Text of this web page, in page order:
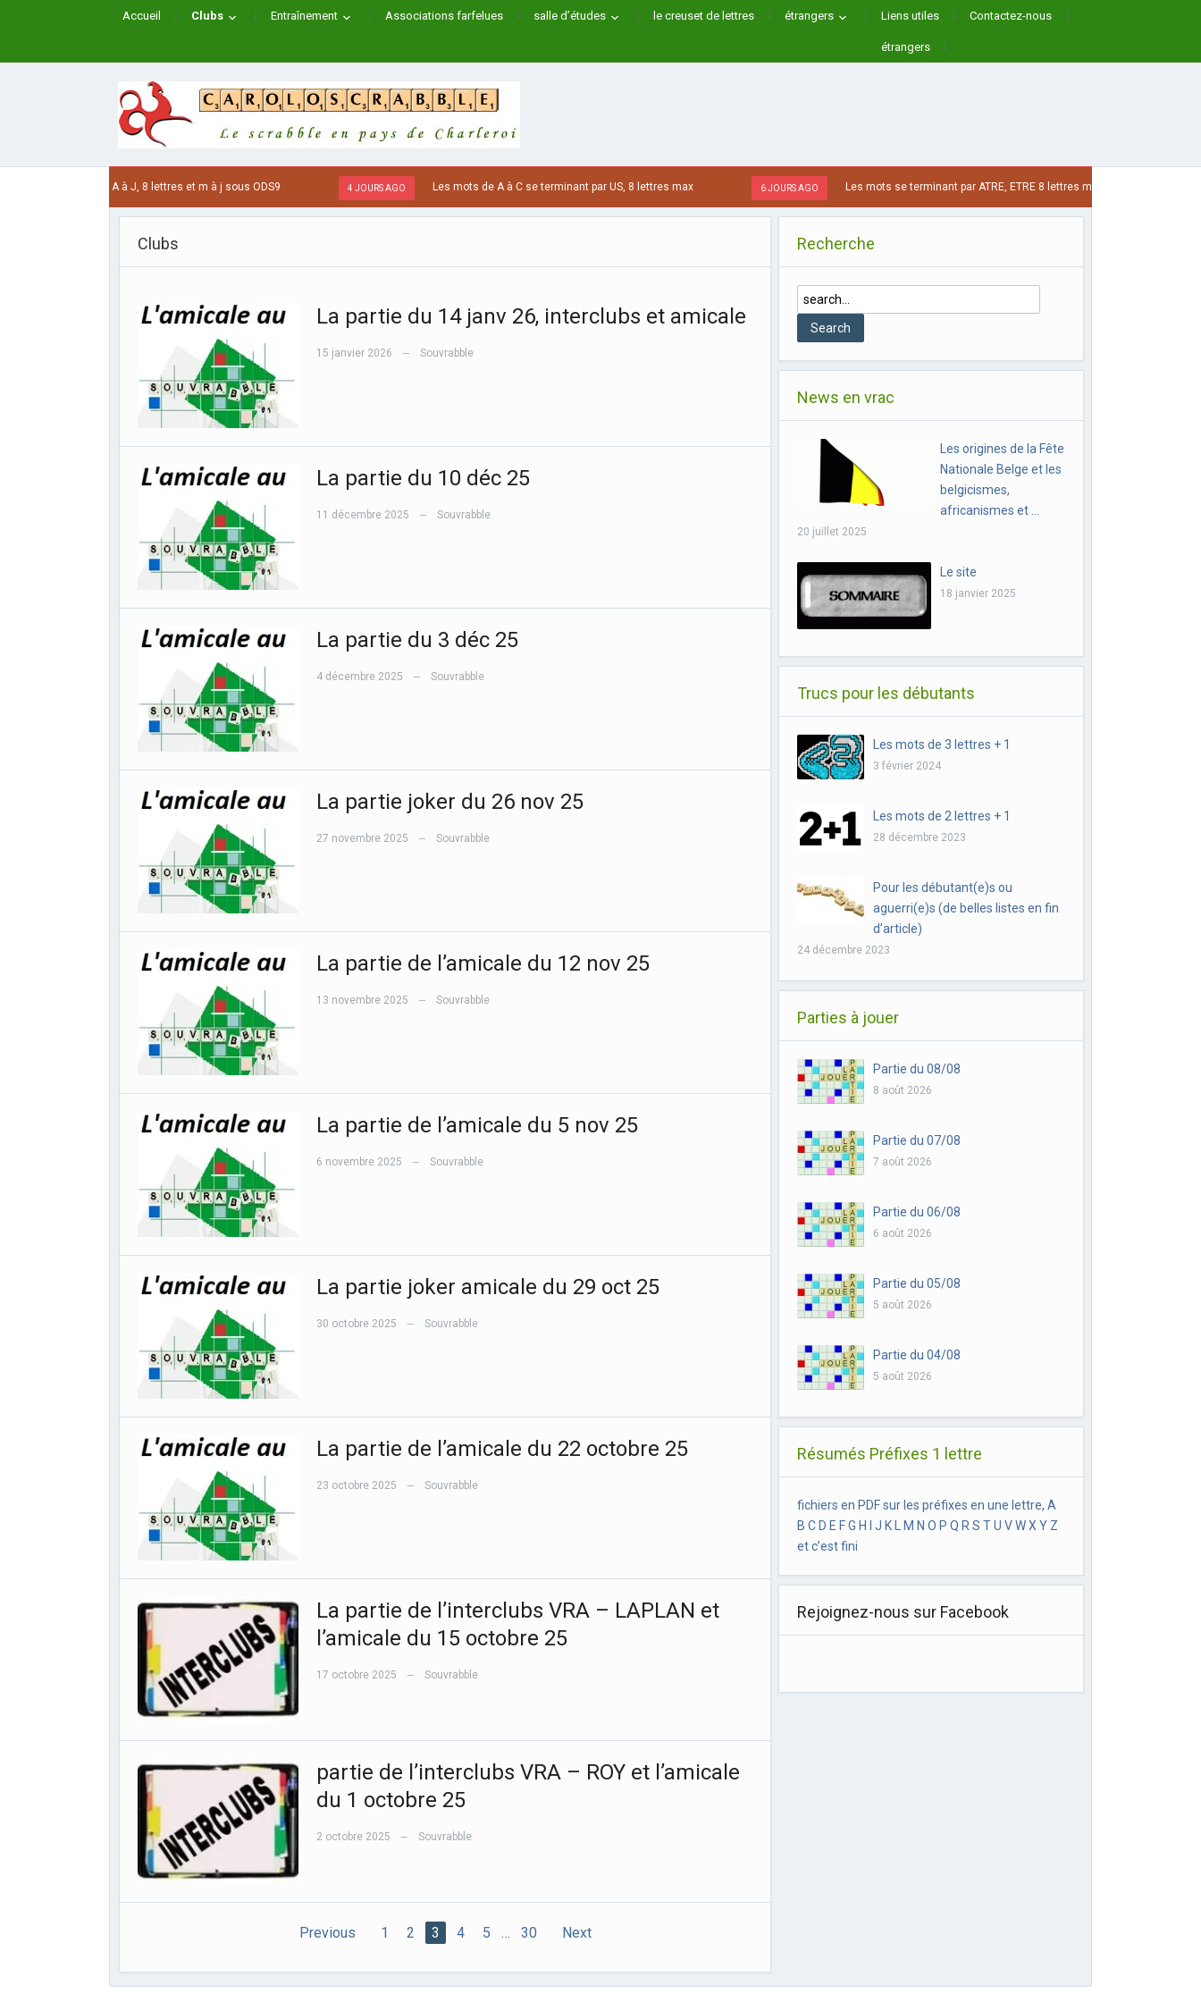
Accueil Clubs Entraînement Associations farfelues salle d’études le creuset de lettres étrangers Liens utiles Contactez-nous
étrangers
JAPONAIS de A à J, 8 lettres et m à j sous ODS9 4 JOURS AGO Les mots de A à C se terminant par US, 8 lettres max 6 JOURS AGO Les mots se terminant par ATRE, ETRE 8 lettres max
Clubs
La partie du 14 janv 26, interclubs et amicale
15 janvier 2026 — Souvrabble
La partie du 10 déc 25
11 décembre 2025 — Souvrabble
La partie du 3 déc 25
4 décembre 2025 — Souvrabble
La partie joker du 26 nov 25
27 novembre 2025 — Souvrabble
La partie de l’amicale du 12 nov 25
13 novembre 2025 — Souvrabble
La partie de l’amicale du 5 nov 25
6 novembre 2025 — Souvrabble
La partie joker amicale du 29 oct 25
30 octobre 2025 — Souvrabble
La partie de l’amicale du 22 octobre 25
23 octobre 2025 — Souvrabble
La partie de l’interclubs VRA – LAPLAN et
l’amicale du 15 octobre 25
17 octobre 2025 — Souvrabble
partie de l’interclubs VRA – ROY et l’amicale
du 1 octobre 25
2 octobre 2025 — Souvrabble
Previous 1 2 3 4 5 … 30 Next
Recherche
News en vrac
Les origines de la Fête
Nationale Belge et les
belgicismes,
africanismes et …
20 juillet 2025
Le site
18 janvier 2025
Trucs pour les débutants
Les mots de 3 lettres + 1
3 février 2024
Les mots de 2 lettres + 1
28 décembre 2023
Pour les débutant(e)s ou
aguerri(e)s (de belles listes en fin
d’article)
24 décembre 2023
Parties à jouer
Partie du 08/08
8 août 2026
Partie du 07/08
7 août 2026
Partie du 06/08
6 août 2026
Partie du 05/08
5 août 2026
Partie du 04/08
5 août 2026
Résumés Préfixes 1 lettre
fichiers en PDF sur les préfixes en une lettre, A
B C D E F G H I J K L M N O P Q R S T U V W X Y Z
et c’est fini
Rejoignez-nous sur Facebook